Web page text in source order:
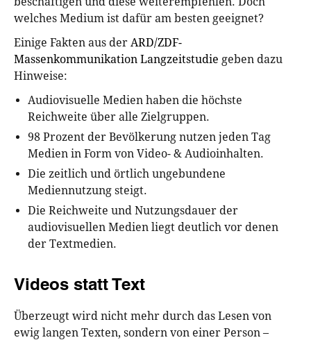
welches Medium ist dafür am besten geeignet?
Einige Fakten aus der ARD/ZDF-
Massenkommunikation Langzeitstudie geben dazu
Hinweise:
Audiovisuelle Medien haben die höchste
Reichweite über alle Zielgruppen.
98 Prozent der Bevölkerung nutzen jeden Tag
Medien in Form von Video- & Audioinhalten.
Die zeitlich und örtlich ungebundene
Mediennutzung steigt.
Die Reichweite und Nutzungsdauer der
audiovisuellen Medien liegt deutlich vor denen
der Textmedien.
Videos statt Text
Überzeugt wird nicht mehr durch das Lesen von
ewig langen Texten, sondern von einer Person –